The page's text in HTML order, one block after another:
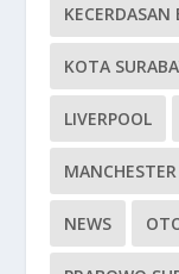
KOTA
LIVERPOOL
NEWS